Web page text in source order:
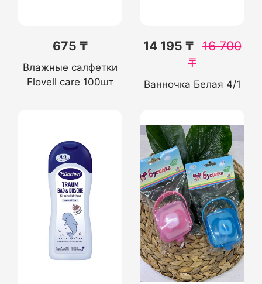
675 ₸
Влажные салфетки
Flovell care 100шт
14 195 ₸ 16 700
₸
Ванночка Белая 4/1